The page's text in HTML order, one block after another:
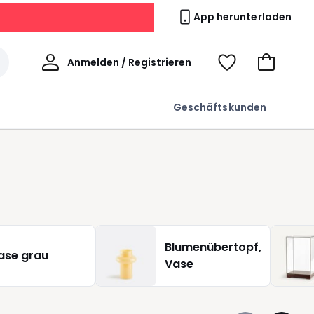
App herunterladen
Geschäftskunden
Anmelden / Registrieren
Willkommen
Voir
Zum
grau
Blumenübertopf,
Vase